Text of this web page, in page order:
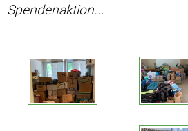
Spendenaktion...